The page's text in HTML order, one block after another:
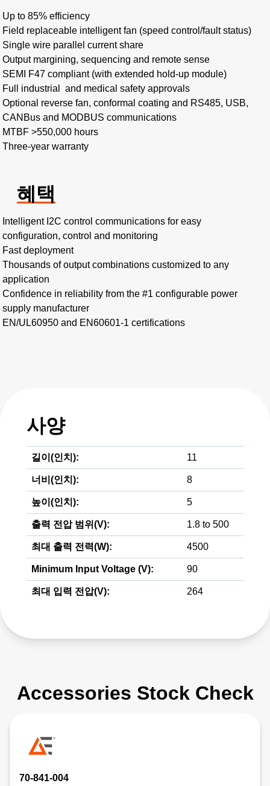
Up to 85% efficiency ​
Field replaceable intelligent fan (speed control/fault status)​
Single wire parallel current share​
Output margining, sequencing and remote sense
SEMI F47 compliant (with extended hold-up module)
Full industrial and medical safety approvals
Optional reverse fan, conformal coating and RS485, USB,
CANBus and MODBUS communications
MTBF >550,000 hours​
Three-year warranty
혜택
Intelligent I2C control communications for easy
configuration, control and monitoring​
Fast deployment​
Thousands of output combinations customized to any
application
Confidence in reliability from the #1 configurable power
supply manufacturer
EN/UL60950 and EN60601-1 certifications
사양
길이(인치): 11
너비(인치): 8
높이(인치): 5
출력 전압 범위(V): 1.8 to 500
최대 출력 전력(W): 4500
Minimum Input Voltage (V): 90
최대 입력 전압(V): 264
Accessories Stock Check
70-841-004